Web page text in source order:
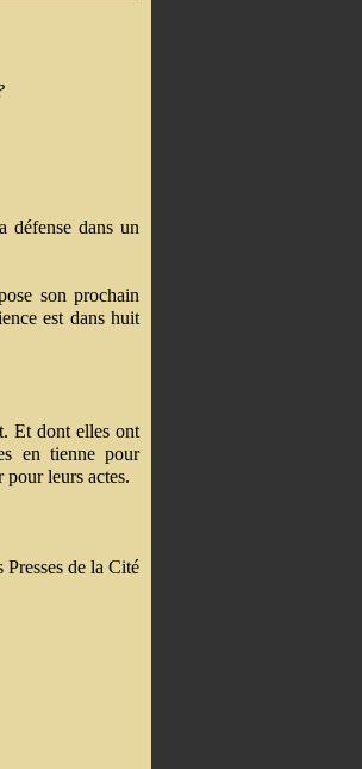
défense dans un
son prochain
est dans huit
Et dont elles ont
en tienne pour
leurs actes.
Presses de la Cité